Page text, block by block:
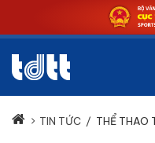
TIN TỨC / THỂ THAO